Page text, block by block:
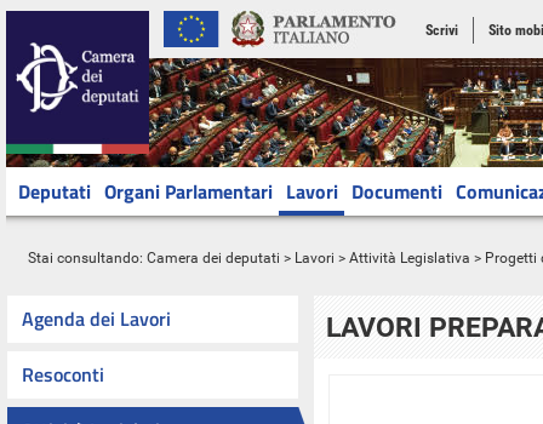
Scrivi Sito
Deputati Organi Parlamentari Lavori Documenti
Stai consultando: Camera dei deputati > Lavori > Attività Legislativa > Progetti
Agenda dei Lavori
Resoconti
LAVORI